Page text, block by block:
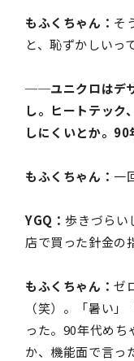
もふくちゃん： そ
と、恥ずかしいっ
──ユニクロはデ
し。ヒートテック
しにくいとか。90
もふくちゃん： 一
YGQ：歩きづら
店で買った針金の
もふくちゃん：ゼ
（笑）。「暑い
った。90年代めち
か、機能面で言っ